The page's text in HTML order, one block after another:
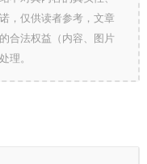
，仅供读者参考，文章
合法权益（内容、图片
理。